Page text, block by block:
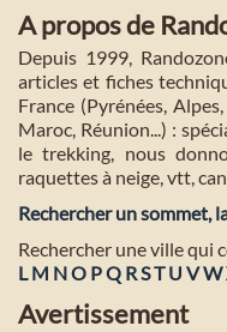
A propos de
Depuis 1999,
articles et fiches
France (Pyrénées,
Maroc, Réunion...) :
le trekking, nous
raquettes à neige, vtt,
Rechercher un sommet,
Rechercher une ville qui
L M NO PQ RST U VW
Avertissement